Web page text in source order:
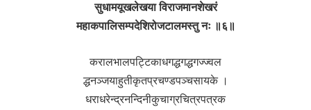
सुधामयूखलेखया विराजमानशेखरं
महाकपालिसम्पदेशिरोजटालमस्तु नः ॥६॥
करालभालपट्टिकाधगद्धगद्धगज्ज्वल
द्धनञ्जयाहुतीकृतप्रचण्डपञ्चसायके ।
धराधरेन्द्रनन्दिनीकुचाग्रचित्रपत्रक